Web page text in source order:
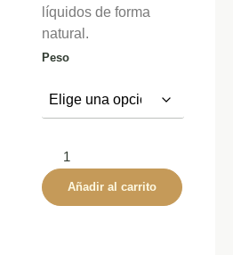
líquidos de forma
natural.
Peso
Añadir al carrito